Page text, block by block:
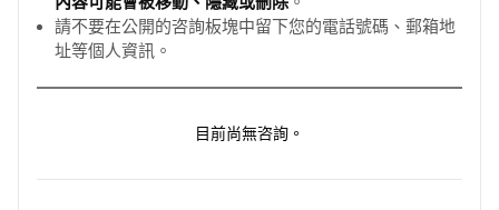
請不要在公開的咨詢板塊中留下您的電話號碼、郵箱地
址等個人資訊。
目前尚無咨詢。